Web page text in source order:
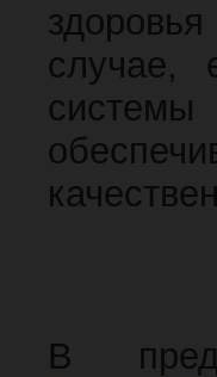
случае,
В